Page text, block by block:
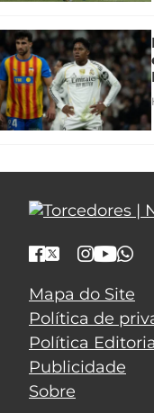
Mapa do Site
Política de
Política
Publicidade
Sobre